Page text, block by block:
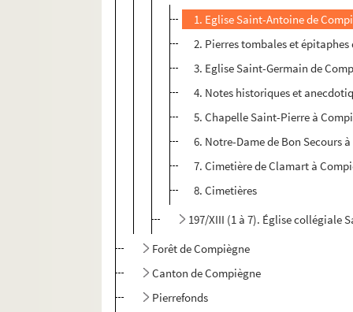
1. Eglise Saint-Antoine de
2. Pierres tombales et
3. Eglise Saint-Germain de
4. Notes historiques et
5. Chapelle Saint-Pierre à
6. Notre-Dame de Bon Secours
7. Cimetière de Clamart à
8. Cimetières
197/XIII (1 à 7). Église collégiale
Forêt de Compiègne
Canton de Compiègne
Pierrefonds